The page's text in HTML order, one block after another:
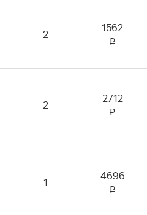
2 1562
i
2 2712
i
1 4696
i